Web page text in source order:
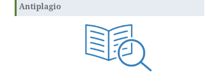
Antiplagio